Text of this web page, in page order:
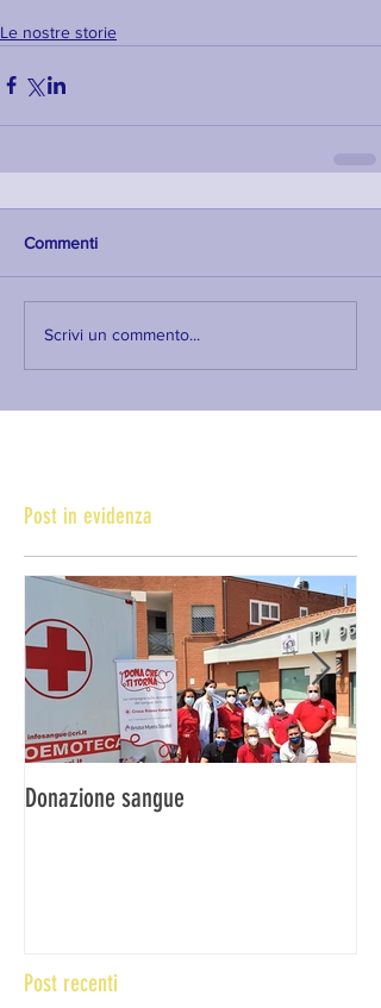
Le nostre storie
Commenti
Scrivi un commento...
Post in evidenza
Donazione sangue
Post recenti